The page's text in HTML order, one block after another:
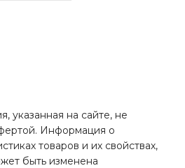
указанная на сайте, не
Информация о
товаров и их свойствах,
быть изменена